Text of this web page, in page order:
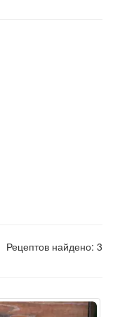
Рецептов найдено: 3